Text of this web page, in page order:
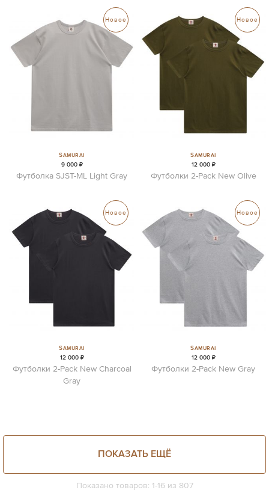
Новое
Samurai
9 000 ₽
Футболка SJST-ML Light Gray
Новое
Samurai
12 000 ₽
Футболки 2-Pack New Olive
Новое
Samurai
12 000 ₽
Футболки 2-Pack New Charcoal
Gray
Новое
Samurai
12 000 ₽
Футболки 2-Pack New Gray
ПОКАЗАТЬ ЕЩЁ
Показано товаров: 1-16из 807